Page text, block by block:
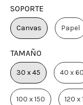
SOPORTE
Canvas Papel
TAMAÑO
30 x 45 40 x 60
100 x 150 120 x